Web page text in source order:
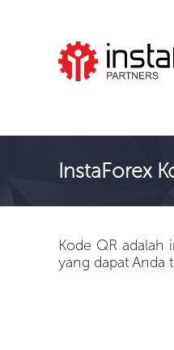
InstaForex
Kode QR adalah
yang dapat Anda